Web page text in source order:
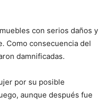
con serios daños y
Como consecuencia del
damnificadas.
por su posible
aunque después fue